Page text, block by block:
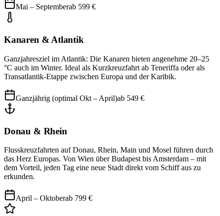
Mai – Septemberab 599 €
Kanaren & Atlantik
Ganzjahresziel im Atlantik: Die Kanaren bieten angenehme 20–25
°C auch im Winter. Ideal als Kurzkreuzfahrt ab Teneriffa oder als
Transatlantik-Etappe zwischen Europa und der Karibik.
Ganzjährig (optimal Okt – April)ab 549 €
Donau & Rhein
Flusskreuzfahrten auf Donau, Rhein, Main und Mosel führen durch
das Herz Europas. Von Wien über Budapest bis Amsterdam – mit
dem Vorteil, jeden Tag eine neue Stadt direkt vom Schiff aus zu
erkunden.
April – Oktoberab 799 €